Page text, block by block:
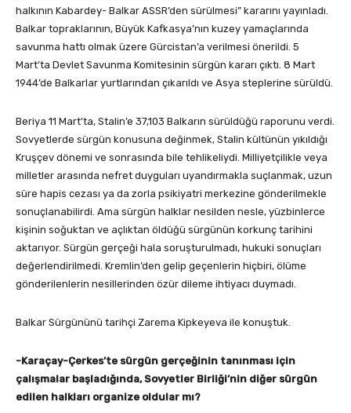
halkının Kabardey- Balkar ASSR’den sürülmesi” kararını yayınladı.
Balkar topraklarının, Büyük Kafkasya’nın kuzey yamaçlarında
savunma hattı olmak üzere Gürcistan’a verilmesi önerildi. 5
Mart’ta Devlet Savunma Komitesinin sürgün kararı çıktı. 8 Mart
1944’de Balkarlar yurtlarından çıkarıldı ve Asya steplerine sürüldü.
Beriya 11 Mart’ta, Stalin’e 37,103 Balkarın sürüldüğü raporunu verdi.
Sovyetlerde sürgün konusuna değinmek, Stalin kültünün yıkıldığı
Kruşçev dönemi ve sonrasında bile tehlikeliydi. Milliyetçilikle veya
milletler arasında nefret duyguları uyandırmakla suçlanmak, uzun
süre hapis cezası ya da zorla psikiyatri merkezine gönderilmekle
sonuçlanabilirdi. Ama sürgün halklar nesilden nesle, yüzbinlerce
kişinin soğuktan ve açlıktan öldüğü sürgünün korkunç tarihini
aktarıyor. Sürgün gerçeği hala soruşturulmadı, hukuki sonuçları
değerlendirilmedi. Kremlin’den gelip geçenlerin hiçbiri, ölüme
gönderilenlerin nesillerinden özür dileme ihtiyacı duymadı.
Balkar Sürgününü tarihçi Zarema Kipkeyeva ile konuştuk.
-Karaçay-Çerkes’te sürgün gerçeğinin tanınması için
çalışmalar başladığında, Sovyetler Birliği’nin diğer sürgün
edilen halkları organize oldular mı?